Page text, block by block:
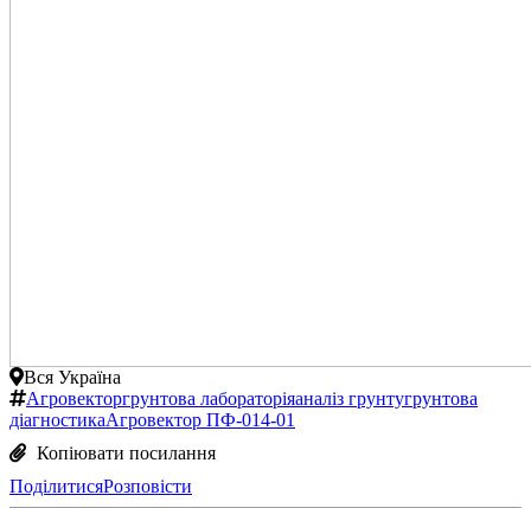
Вся Україна
Агровекторгрунтова лабораторіяаналіз грунтугрунтова
діагностикаАгровектор ПФ-014-01
Копіювати посилання
ПоділитисяРозповісти